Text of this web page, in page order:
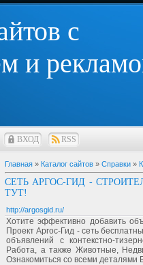
с
и
ВХОД RSS
Главная » Каталог сайтов » Справки »
СЕТЬ АРГОС-ГИД -
ТУТ!
http://argosgid.ru/
Хотите эффективно добавить
Проект Аргос-Гид - сеть
объявлений с контекстно-
Работа, а также Животные,
Ознакомиться со всеми